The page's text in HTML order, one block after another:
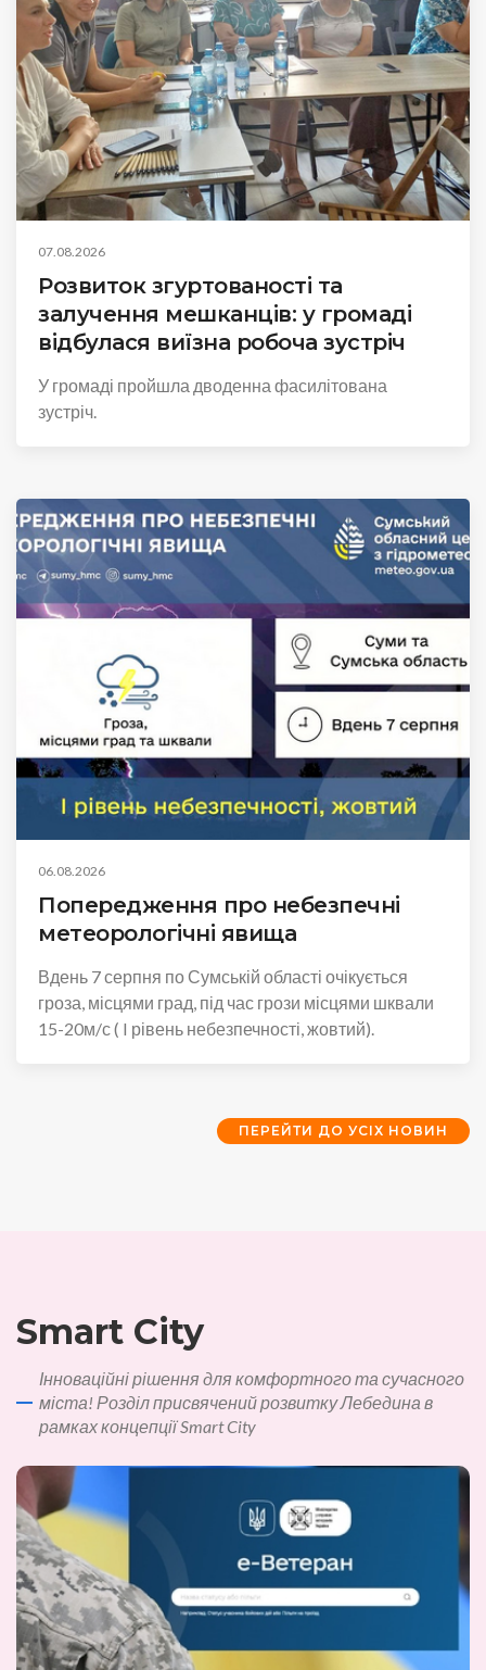
07.08.2026
Розвиток згуртованості та
залучення мешканців: у громаді
відбулася виїзна робоча зустріч
У громаді пройшла дводенна фасилітована
зустріч.
06.08.2026
Попередження про небезпечні
метеорологічні явища
Вдень 7 серпня по Сумській області очікується
гроза, місцями град, під час грози місцями шквали
15-20м/с ( I рівень небезпечності, жовтий).
ПЕРЕЙТИ ДО УСІХ НОВИН
Smart City
Інноваційні рішення для комфортного та сучасного
міста! Розділ присвячений розвитку Лебедина в
рамках концепції Smart City